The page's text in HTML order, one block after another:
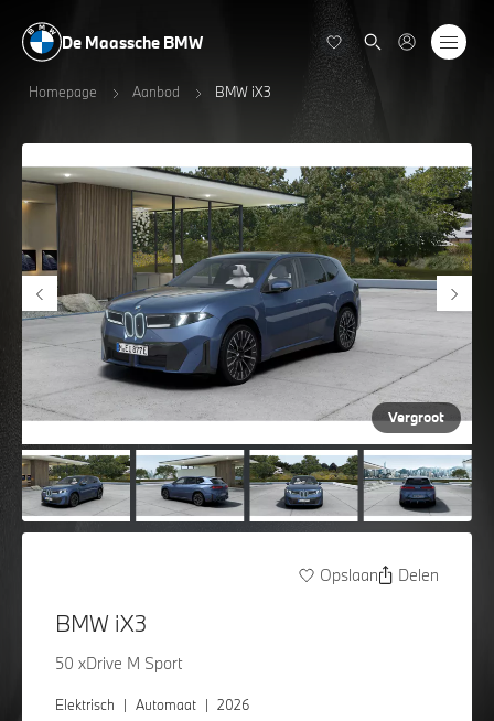
De Maassche BMW
Homepage Aanbod BMW iX3
Vergroot
Opslaan Delen
BMW iX3
50 xDrive M Sport
Elektrisch | Automaat | 2026